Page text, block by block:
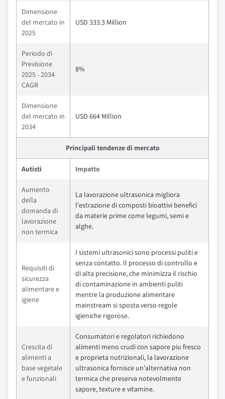
Dimensione
del mercato in
2025
USD 333.3 Million
Periodo di
Previsione
2025 - 2034
CAGR
8%
Dimensione
del mercato in
2034
USD 664 Million
Principali tendenze di mercato
Autisti Impatto
Aumento
della
domanda di
lavorazione
non termica
La lavorazione ultrasonica migliora
l'estrazione di composti bioattivi benefici
da materie prime come legumi, semi e
alghe.
Requisiti di
sicurezza
alimentare e
igiene
I sistemi ultrasonici sono processi puliti e
senza contatto. Il processo di controllo e
di alta precisione, che minimizza il rischio
di contaminazione in ambienti puliti
mentre la produzione alimentare
mainstream si sposta verso regole
igieniche rigorose.
Crescita di
alimenti a
base vegetale
e funzionali
Consumatori e regolatori richiedono
alimenti meno crudi con sapore piu fresco
e proprieta nutrizionali, la lavorazione
ultrasonica fornisce un'alternativa non
termica che preserva notevolmente
sapore, texture e vitamine.